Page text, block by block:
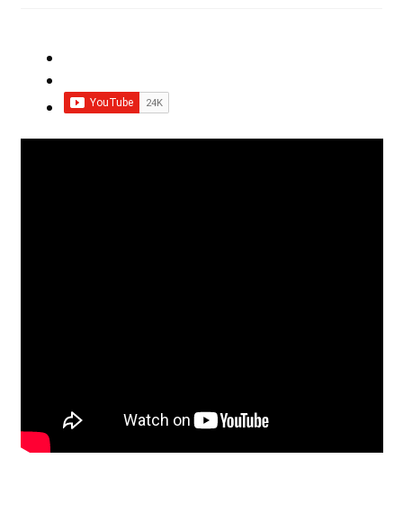
Impro Basic – Download PDF + mp3
Unterrichtsbedingungen (AGBs)